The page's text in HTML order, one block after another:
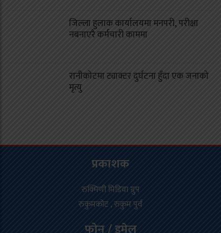
जिल्ला हुलाक कार्यालयमा मनपरी, परीक्षा
नबनाएरै कर्मचारी काममा
रानीकोटमा ट्याक्टर दुर्घटना हुँदा एक जनाको
मृत्यु
प्रकाशक
रुक्मिणी मिडिया ग्रुप
रुकुमकोट , रुकुम पुर्व